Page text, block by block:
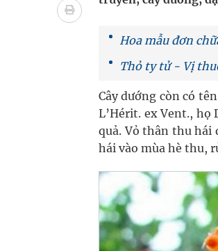
bảo vệ sức khỏe Nhân dân
Không chỉ cắt tóc, Đông Tây
Bệnh viện không được thu
Ung thư thận: Nguy hiểm vì
Chấn chỉnh hoạt động kinh
Hoa mẫu đơn
Thỏ ty tử - Vị
Cây dướng còn có
L’Hérit. ex Vent., họ
quả. Vỏ thân thu hái
hái vào mùa hè thu,